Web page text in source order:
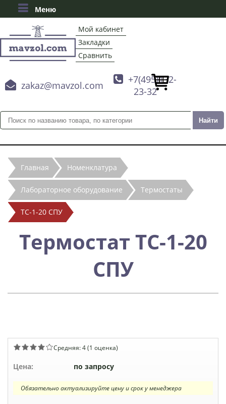
Меню
Мой кабинет
Закладки
Сравнить
 zakaz@mavzol.com
 +7(495)132-
23-32
Главная Номенклатура
Лабораторное оборудование Термостаты
ТС-1-20 СПУ
Термостат ТС-1-20
СПУ
Средняя:4(1 оценка)
Цена: по запросу
Обязательно актуализируйте цену и срок у менеджера